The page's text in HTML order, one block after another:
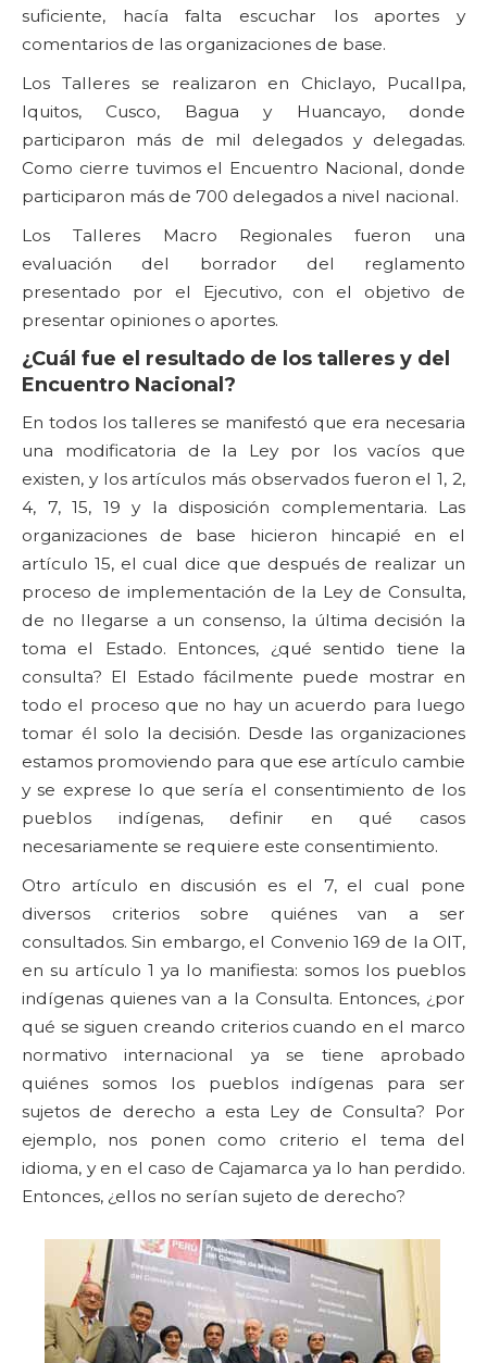
suficiente, hacía falta escuchar los aportes y
comentarios de las organizaciones de base.
Los Talleres se realizaron en Chiclayo, Pucallpa,
Iquitos, Cusco, Bagua y Huancayo, donde
participaron más de mil delegados y delegadas.
Como cierre tuvimos el Encuentro Nacional, donde
participaron más de 700 delegados a nivel nacional.
Los Talleres Macro Regionales fueron una
evaluación del borrador del reglamento
presentado por el Ejecutivo, con el objetivo de
presentar opiniones o aportes.
¿Cuál fue el resultado de los talleres y del
Encuentro Nacional?
En todos los talleres se manifestó que era necesaria
una modificatoria de la Ley por los vacíos que
existen, y los artículos más observados fueron el 1, 2,
4, 7, 15, 19 y la disposición complementaria. Las
organizaciones de base hicieron hincapié en el
artículo 15, el cual dice que después de realizar un
proceso de implementación de la Ley de Consulta,
de no llegarse a un consenso, la última decisión la
toma el Estado. Entonces, ¿qué sentido tiene la
consulta? El Estado fácilmente puede mostrar en
todo el proceso que no hay un acuerdo para luego
tomar él solo la decisión. Desde las organizaciones
estamos promoviendo para que ese artículo cambie
y se exprese lo que sería el consentimiento de los
pueblos indígenas, definir en qué casos
necesariamente se requiere este consentimiento.
Otro artículo en discusión es el 7, el cual pone
diversos criterios sobre quiénes van a ser
consultados. Sin embargo, el Convenio 169 de la OIT,
en su artículo 1 ya lo manifiesta: somos los pueblos
indígenas quienes van a la Consulta. Entonces, ¿por
qué se siguen creando criterios cuando en el marco
normativo internacional ya se tiene aprobado
quiénes somos los pueblos indígenas para ser
sujetos de derecho a esta Ley de Consulta? Por
ejemplo, nos ponen como criterio el tema del
idioma, y en el caso de Cajamarca ya lo han perdido.
Entonces, ¿ellos no serían sujeto de derecho?